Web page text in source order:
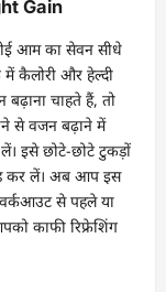
Gain
आम का सेवन सीधे
कैलोरी और हेल्दी
चाहते हैं, तो
से वजन बढ़ाने में
इसे छोटे-छोटे टुकड़ों
कर लें। अब आप इस
से पहले या
काफी रिफ्रेशिंग